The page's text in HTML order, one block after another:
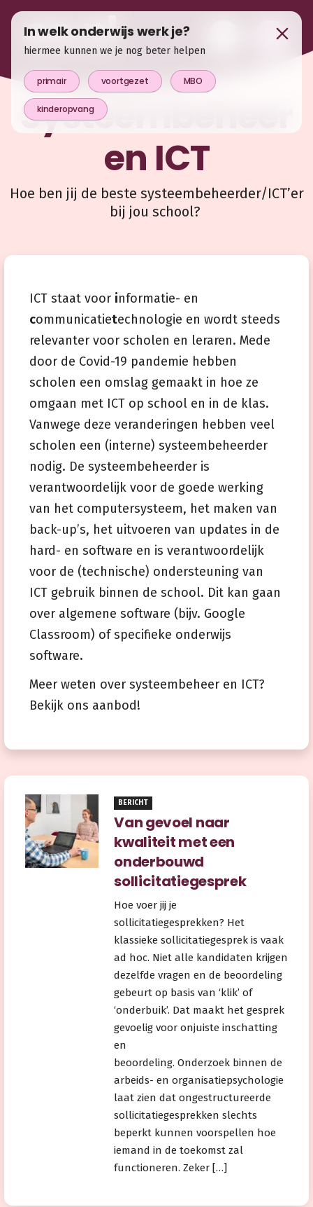
Systeembeheer
en ICT
Hoe ben jij de beste systeembeheerder/ICT’er
bij jou school?
ICT staat voor informatie- en
communicatietechnologie en wordt steeds
relevanter voor scholen en leraren. Mede
door de Covid-19 pandemie hebben
scholen een omslag gemaakt in hoe ze
omgaan met ICT op school en in de klas.
Vanwege deze veranderingen hebben veel
scholen een (interne) systeembeheerder
nodig. De systeembeheerder is
verantwoordelijk voor de goede werking
van het computersysteem, het maken van
back-up’s, het uitvoeren van updates in de
hard- en software en is verantwoordelijk
voor de (technische) ondersteuning van
ICT gebruik binnen de school. Dit kan gaan
over algemene software (bijv. Google
Classroom) of specifieke onderwijs
software.
Meer weten over systeembeheer en ICT?
Bekijk ons aanbod!
BERICHT
Van gevoel naar
kwaliteit met een
onderbouwd
sollicitatiegesprek
Hoe voer jij je
sollicitatiegesprekken? Het
klassieke sollicitatiegesprek is vaak
ad hoc. Niet alle kandidaten krijgen
dezelfde vragen en de beoordeling
gebeurt op basis van ‘klik’ of
‘onderbuik’. Dat maakt het gesprek
gevoelig voor onjuiste inschatting
en
beoordeling. Onderzoek binnen de
arbeids- en organisatiepsychologie
laat zien dat ongestructureerde
sollicitatiegesprekken slechts
beperkt kunnen voorspellen hoe
iemand in de toekomst zal
functioneren. Zeker […]
In welk onderwijs werk je?
hiermee kunnen we je nog beter helpen
primair voortgezet MBO
kinderopvang